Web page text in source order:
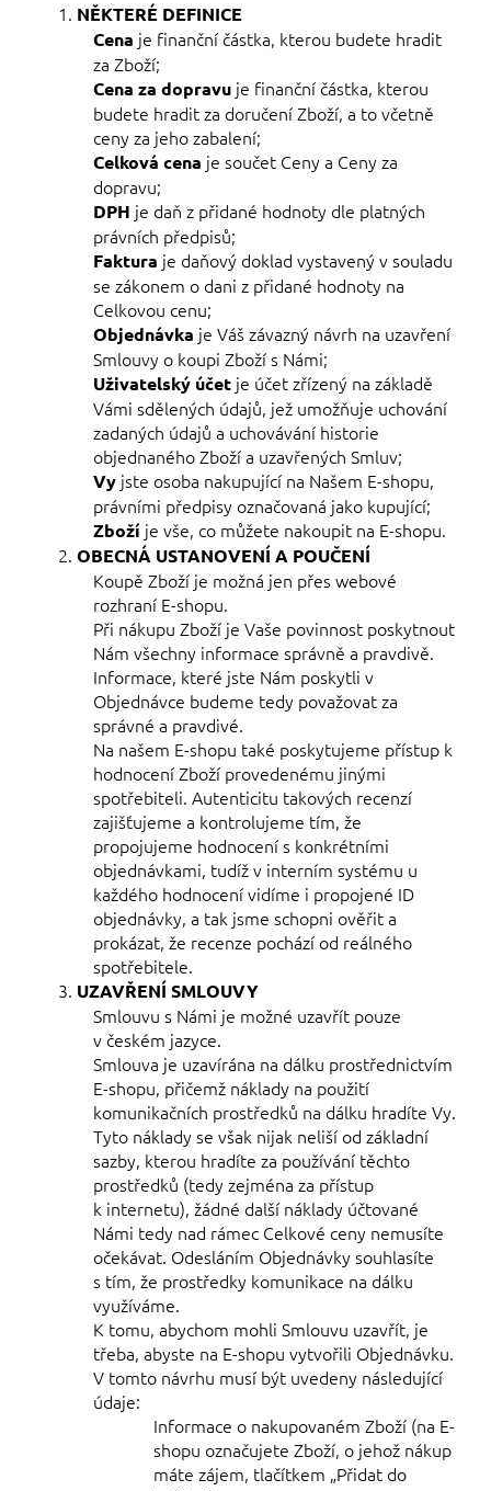
NĚKTERÉ DEFINICE
Cena je finanční částka, kterou budete hradit
za Zboží;
Cena za dopravu je finanční částka, kterou
budete hradit za doručení Zboží, a to včetně
ceny za jeho zabalení;
Celková cena je součet Ceny a Ceny za
dopravu;
DPH je daň z přidané hodnoty dle platných
právních předpisů;
Faktura je daňový doklad vystavený v souladu
se zákonem o dani z přidané hodnoty na
Celkovou cenu;
Objednávka je Váš závazný návrh na uzavření
Smlouvy o koupi Zboží s Námi;
Uživatelský účet je účet zřízený na základě
Vámi sdělených údajů, jež umožňuje uchování
zadaných údajů a uchovávání historie
objednaného Zboží a uzavřených Smluv;
Vy jste osoba nakupující na Našem E-shopu,
právními předpisy označovaná jako kupující;
Zboží je vše, co můžete nakoupit na E-shopu.
OBECNÁ USTANOVENÍ A POUČENÍ
Koupě Zboží je možná jen přes webové
rozhraní E-shopu.
Při nákupu Zboží je Vaše povinnost poskytnout
Nám všechny informace správně a pravdivě.
Informace, které jste Nám poskytli v
Objednávce budeme tedy považovat za
správné a pravdivé.
Na našem E-shopu také poskytujeme přístup k
hodnocení Zboží provedenému jinými
spotřebiteli. Autenticitu takových recenzí
zajišťujeme a kontrolujeme tím, že
propojujeme hodnocení s konkrétními
objednávkami, tudíž v interním systému u
každého hodnocení vidíme i propojené ID
objednávky, a tak jsme schopni ověřit a
prokázat, že recenze pochází od reálného
spotřebitele.
UZAVŘENÍ SMLOUVY
Smlouvu s Námi je možné uzavřít pouze
v českém jazyce.
Smlouva je uzavírána na dálku prostřednictvím
E-shopu, přičemž náklady na použití
komunikačních prostředků na dálku hradíte Vy.
Tyto náklady se však nijak neliší od základní
sazby, kterou hradíte za používání těchto
prostředků (tedy zejména za přístup
k internetu), žádné další náklady účtované
Námi tedy nad rámec Celkové ceny nemusíte
očekávat. Odesláním Objednávky souhlasíte
s tím, že prostředky komunikace na dálku
využíváme.
K tomu, abychom mohli Smlouvu uzavřít, je
třeba, abyste na E-shopu vytvořili Objednávku.
V tomto návrhu musí být uvedeny následující
údaje:
Informace o nakupovaném Zboží (na E-
shopu označujete Zboží, o jehož nákup
máte zájem, tlačítkem „Přidat do